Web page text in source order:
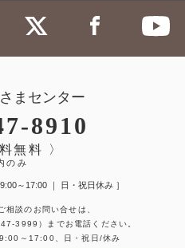
まセンター
8910
無料 〉
のみ
～17:00 ｜ 日・祝日休み ］
相談のお問い合せは、
3999）
までお電話ください。
～17:00、日・祝日/休み